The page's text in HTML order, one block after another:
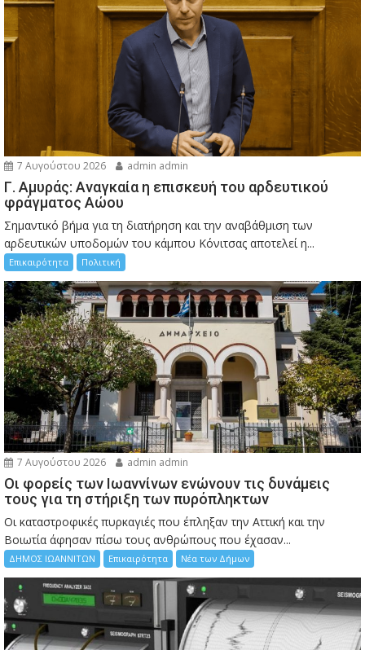
7 Αυγούστου 2026 admin admin
Γ. Αμυράς: Αναγκαία η επισκευή του αρδευτικού
φράγματος Αώου
Σημαντικό βήμα για τη διατήρηση και την αναβάθμιση των
αρδευτικών υποδομών του κάμπου Κόνιτσας αποτελεί η...
Επικαιρότητα Πολιτική
7 Αυγούστου 2026 admin admin
Οι φορείς των Ιωαννίνων ενώνουν τις δυνάμεις
τους για τη στήριξη των πυρόπληκτων
Οι καταστροφικές πυρκαγιές που έπληξαν την Αττική και την
Bοιωτία άφησαν πίσω τους ανθρώπους που έχασαν...
ΔΗΜΟΣ ΙΩΑΝΝΙΤΩΝ Επικαιρότητα Νέα των Δήμων